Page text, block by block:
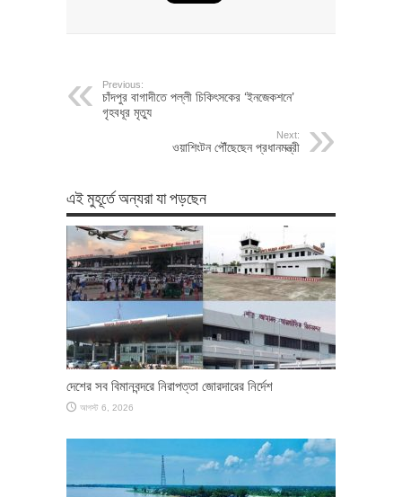
Previous:
চাঁদপুর বাগাদীতে পল্লী চিকিৎসকের ‘ইনজেকশনে’
গৃহবধূর মৃত্যু
Next:
ওয়াশিংটন পৌঁছেছেন প্রধানমন্ত্রী
এই মুহূর্তে অন্যরা যা পড়ছেন
দেশের সব বিমানবন্দরে নিরাপত্তা জোরদারের নির্দেশ
আগস্ট 6, 2026